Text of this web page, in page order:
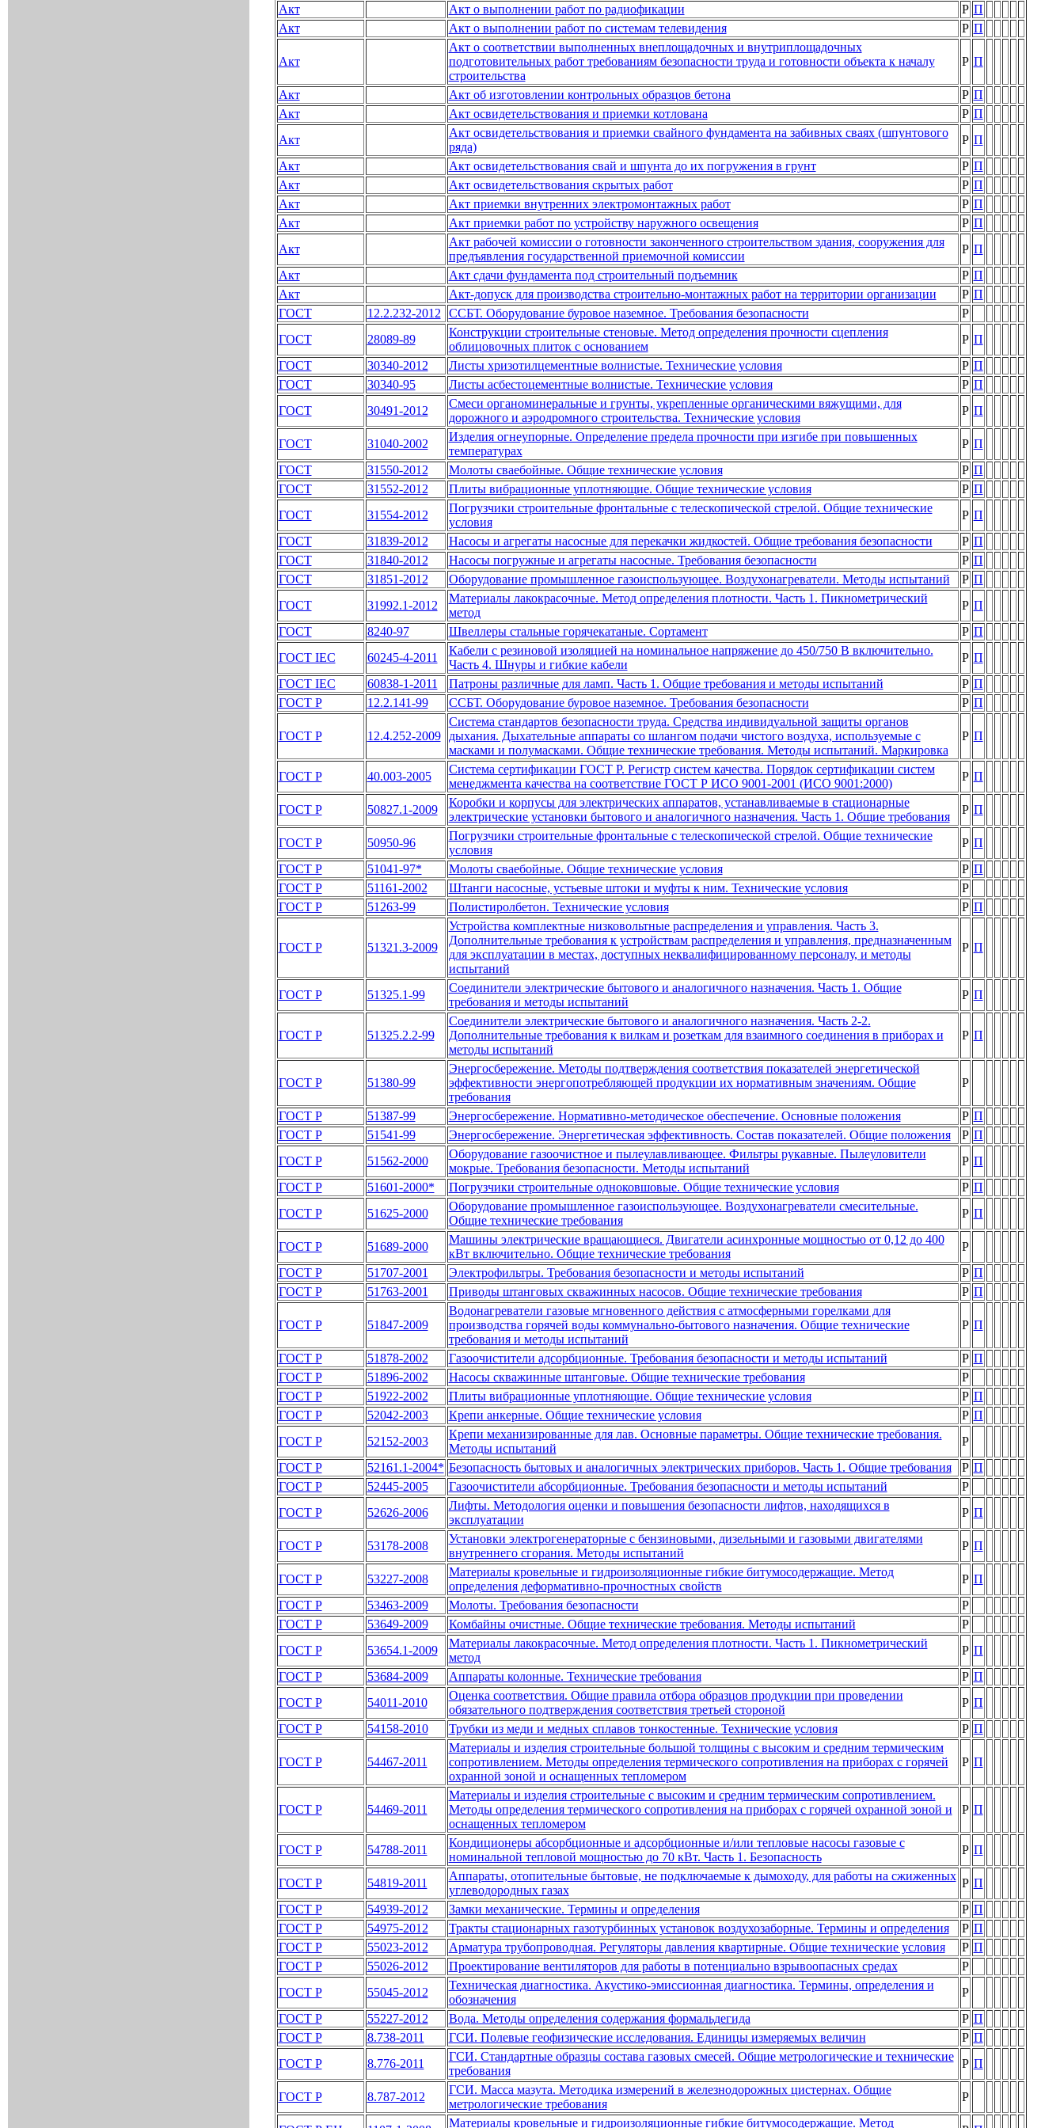
Акт
Акт о выполнении работ по радиофикации Р П
Акт
Акт о выполнении работ по системам телевидения Р П
Акт
Акт о соответствии выполненных внеплощадочных и внутриплощадочных
подготовительных работ требованиям безопасности труда и готовности объекта к началу
строительства
Р П
Акт Акт об изготовлении контрольных образцов бетона Р П
Акт
Акт освидетельствования и приемки котлована Р П
Акт
Акт освидетельствования и приемки свайного фундамента на забивных сваях (шпунтового
ряда)
Р П
Акт
Акт освидетельствования свай и шпунта до их погружения в грунт Р П
Акт
Акт освидетельствования скрытых работ Р П
Акт
Акт приемки внутренних электромонтажных работ Р П
Акт
Акт приемки работ по устройству наружного освещения Р П
Акт
Акт рабочей комиссии о готовности законченного строительством здания, сооружения для
предъявления государственной приемочной комиссии
Р П
Акт
Акт сдачи фундамента под строительный подъемник Р П
Акт
Акт-допуск для производства строительно-монтажных работ на территории организации Р П
ГОСТ
12.2.232-2012 ССБТ. Оборудование буровое наземное. Требования безопасности
Р
ГОСТ
28089-89
Конструкции строительные стеновые. Метод определения прочности сцепления
облицовочных плиток с основанием
Р П
ГОСТ
30340-2012 Листы хризотилцементные волнистые. Технические условия Р П
ГОСТ
30340-95 Листы асбестоцементные волнистые. Технические условия Р П
ГОСТ
30491-2012
Смеси органоминеральные и грунты, укрепленные органическими вяжущими, для
дорожного и аэродромного строительства. Технические условия
Р П
ГОСТ 31040-2002
Изделия огнеупорные. Определение предела прочности при изгибе при повышенных
температурах
Р П
ГОСТ
31550-2012 Молоты сваебойные. Общие технические условия Р П
ГОСТ
31552-2012 Плиты вибрационные уплотняющие. Общие технические условия Р П
ГОСТ
31554-2012
Погрузчики строительные фронтальные с телескопической стрелой. Общие технические
условия
Р П
ГОСТ
31839-2012 Насосы и агрегаты насосные для перекачки жидкостей. Общие требования безопасности Р П
ГОСТ
31840-2012 Насосы погружные и агрегаты насосные. Требования безопасности Р П
ГОСТ
31851-2012 Оборудование промышленное газоиспользующее. Воздухонагреватели. Методы испытаний Р П
ГОСТ
31992.1-2012
Материалы лакокрасочные. Метод определения плотности. Часть 1. Пикнометрический
метод
Р П
ГОСТ
8240-97 Швеллеры стальные горячекатаные. Сортамент Р П
ГОСТ IEC
60245-4-2011
Кабели с резиновой изоляцией на номинальное напряжение до 450/750 В включительно.
Часть 4. Шнуры и гибкие кабели
Р П
ГОСТ IEC
60838-1-2011 Патроны различные для ламп. Часть 1. Общие требования и методы испытаний Р П
ГОСТ Р
12.2.141-99 ССБТ. Оборудование буровое наземное. Требования безопасности Р П
ГОСТ Р 12.4.252-2009
Система стандартов безопасности труда. Средства индивидуальной защиты органов
дыхания. Дыхательные аппараты со шлангом подачи чистого воздуха, используемые с
масками и полумасками. Общие технические требования. Методы испытаний. Маркировка
Р П
ГОСТ Р 40.003-2005
Система сертификации ГОСТ Р. Регистр систем качества. Порядок сертификации систем
менеджмента качества на соответствие ГОСТ Р ИСО 9001-2001 (ИСО 9001:2000)
Р П
ГОСТ Р 50827.1-2009
Коробки и корпусы для электрических аппаратов, устанавливаемые в стационарные
электрические установки бытового и аналогичного назначения. Часть 1. Общие требования
Р П
ГОСТ Р 50950-96
Погрузчики строительные фронтальные с телескопической стрелой. Общие технические
условия
Р П
ГОСТ Р
51041-97* Молоты сваебойные. Общие технические условия Р П
ГОСТ Р
51161-2002 Штанги насосные, устьевые штоки и муфты к ним. Технические условия
Р
ГОСТ Р
51263-99 Полистиролбетон. Технические условия Р П
ГОСТ Р 51321.3-2009
Устройства комплектные низковольтные распределения и управления. Часть 3.
Дополнительные требования к устройствам распределения и управления, предназначенным
для эксплуатации в местах, доступных неквалифицированному персоналу, и методы
испытаний
Р П
ГОСТ Р 51325.1-99
Соединители электрические бытового и аналогичного назначения. Часть 1. Общие
требования и методы испытаний
Р П
ГОСТ Р 51325.2.2-99
Соединители электрические бытового и аналогичного назначения. Часть 2-2.
Дополнительные требования к вилкам и розеткам для взаимного соединения в приборах и
методы испытаний
Р П
ГОСТ Р 51380-99
Энергосбережение. Методы подтверждения соответствия показателей энергетической
эффективности энергопотребляющей продукции их нормативным значениям. Общие
требования
Р
ГОСТ Р 51387-99 Энергосбережение. Нормативно-методическое обеспечение. Основные положения Р П
ГОСТ Р
51541-99 Энергосбережение. Энергетическая эффективность. Состав показателей. Общие положения Р П
ГОСТ Р
51562-2000
Оборудование газоочистное и пылеулавливающее. Фильтры рукавные. Пылеуловители
мокрые. Требования безопасности. Методы испытаний
Р П
ГОСТ Р
51601-2000* Погрузчики строительные одноковшовые. Общие технические условия Р П
ГОСТ Р
51625-2000
Оборудование промышленное газоиспользующее. Воздухонагреватели смесительные.
Общие технические требования
Р П
ГОСТ Р 51689-2000
Машины электрические вращающиеся. Двигатели асинхронные мощностью от 0,12 до 400
кВт включительно. Общие технические требования
Р
ГОСТ Р
51707-2001 Электрофильтры. Требования безопасности и методы испытаний Р П
ГОСТ Р
51763-2001 Приводы штанговых скважинных насосов. Общие технические требования Р П
ГОСТ Р 51847-2009
Водонагреватели газовые мгновенного действия с атмосферными горелками для
производства горячей воды коммунально-бытового назначения. Общие технические
требования и методы испытаний
Р П
ГОСТ Р 51878-2002 Газоочистители адсорбционные. Требования безопасности и методы испытаний Р П
ГОСТ Р
51896-2002 Насосы скважинные штанговые. Общие технические требования
Р
ГОСТ Р
51922-2002 Плиты вибрационные уплотняющие. Общие технические условия Р П
ГОСТ Р
52042-2003 Крепи анкерные. Общие технические условия Р П
ГОСТ Р
52152-2003
Крепи механизированные для лав. Основные параметры. Общие технические требования.
Методы испытаний
Р
ГОСТ Р
52161.1-2004* Безопасность бытовых и аналогичных электрических приборов. Часть 1. Общие требования Р П
ГОСТ Р
52445-2005 Газоочистители абсорбционные. Требования безопасности и методы испытаний
Р
ГОСТ Р
52626-2006
Лифты. Методология оценки и повышения безопасности лифтов, находящихся в
эксплуатации
Р П
ГОСТ Р 53178-2008
Установки электрогенераторные с бензиновыми, дизельными и газовыми двигателями
внутреннего сгорания. Методы испытаний
Р П
ГОСТ Р 53227-2008
Материалы кровельные и гидроизоляционные гибкие битумосодержащие. Метод
определения деформативно-прочностных свойств
Р П
ГОСТ Р
53463-2009 Молоты. Требования безопасности
Р
ГОСТ Р
53649-2009 Комбайны очистные. Общие технические требования. Методы испытаний
Р
ГОСТ Р
53654.1-2009
Материалы лакокрасочные. Метод определения плотности. Часть 1. Пикнометрический
метод
Р П
ГОСТ Р
53684-2009 Аппараты колонные. Технические требования Р П
ГОСТ Р
54011-2010
Оценка соответствия. Общие правила отбора образцов продукции при проведении
обязательного подтверждения соответствия третьей стороной
Р П
ГОСТ Р
54158-2010 Трубки из меди и медных сплавов тонкостенные. Технические условия Р П
ГОСТ Р 54467-2011
Материалы и изделия строительные большой толщины с высоким и средним термическим
сопротивлением. Методы определения термического сопротивления на приборах с горячей
охранной зоной и оснащенных тепломером
Р П
ГОСТ Р 54469-2011
Материалы и изделия строительные с высоким и средним термическим сопротивлением.
Методы определения термического сопротивления на приборах с горячей охранной зоной и
оснащенных тепломером
Р П
ГОСТ Р 54788-2011
Кондиционеры абсорбционные и адсорбционные и/или тепловые насосы газовые с
номинальной тепловой мощностью до 70 кВт. Часть 1. Безопасность
Р П
ГОСТ Р 54819-2011
Аппараты, отопительные бытовые, не подключаемые к дымоходу, для работы на сжиженных
углеводородных газах
Р П
ГОСТ Р
54939-2012 Замки механические. Термины и определения Р П
ГОСТ Р
54975-2012 Тракты стационарных газотурбинных установок воздухозаборные. Термины и определения Р П
ГОСТ Р
55023-2012 Арматура трубопроводная. Регуляторы давления квартирные. Общие технические условия Р П
ГОСТ Р
55026-2012 Проектирование вентиляторов для работы в потенциально взрывоопасных средах
Р
ГОСТ Р
55045-2012
Техническая диагностика. Акустико-эмиссионная диагностика. Термины, определения и
обозначения
Р
ГОСТ Р
55227-2012 Вода. Методы определения содержания формальдегида Р П
ГОСТ Р
8.738-2011 ГСИ. Полевые геофизические исследования. Единицы измеряемых величин Р П
ГОСТ Р
8.776-2011
ГСИ. Стандартные образцы состава газовых смесей. Общие метрологические и технические
требования
Р П
ГОСТ Р 8.787-2012
ГСИ. Масса мазута. Методика измерений в железнодорожных цистернах. Общие
метрологические требования
Р
Материалы кровельные и гидроизоляционные гибкие битумосодержащие. Метод